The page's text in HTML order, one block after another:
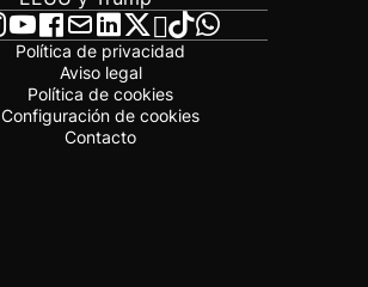
Política de privacidad
Aviso legal
Política de cookies
Configuración de cookies
Contacto